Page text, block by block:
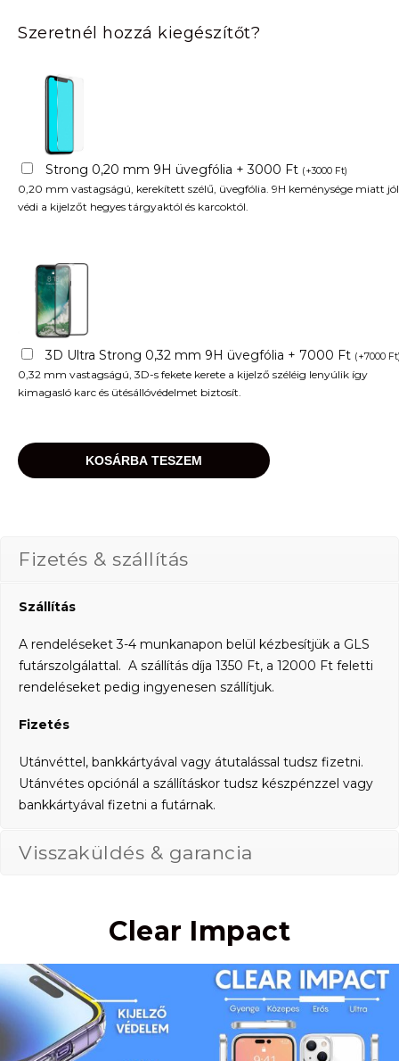
was:
5990 Ft.
is:
4490 Ft.
Szeretnél hozzá kiegészítőt?
Strong 0,20 mm 9H üvegfólia + 3000 Ft (+3000 Ft)
0,20 mm vastagságú, kerekített szélű, üvegfólia. 9H keménysége miatt jól
védi a kijelzőt hegyes tárgyaktól és karcoktól.
3D Ultra Strong 0,32 mm 9H üvegfólia + 7000 Ft (+7000 Ft
0,32 mm vastagságú, 3D-s fekete kerete a kijelző széléig lenyúlik így
kimagasló karc és ütésállóvédelmet biztosít.
KOSÁRBA TESZEM
Fizetés & szállítás
Szállítás
A rendeléseket 3-4 munkanapon belül kézbesítjük a GLS
futárszolgálattal. A szállítás díja 1350 Ft, a 12000 Ft feletti
rendeléseket pedig ingyenesen szállítjuk.
Fizetés
Utánvéttel, bankkártyával vagy átutalással tudsz fizetni.
Utánvétes opciónál a szállításkor tudsz készpénzzel vagy
bankkártyával fizetni a futárnak.
Visszaküldés & garancia
Clear Impact